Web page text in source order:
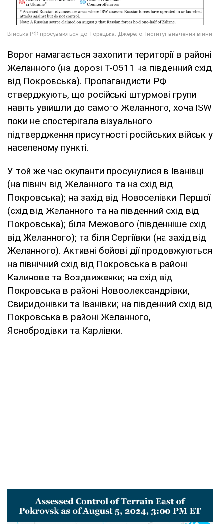
Ворог намагається захопити території в районі
Желанного (на дорозі Т-0511 на південний схід
від Покровська). Пропагандисти РФ
стверджують, що російські штурмові групи
навіть увійшли до самого Желанного, хоча ISW
поки не спостерігала візуального
підтвердження присутності російських військ у
населеному пункті.
У той же час окупанти просунулися в Іванівці
(на північ від Желанного та на схід від
Покровська); на захід від Новоселівки Першої
(схід від Желанного та на південний схід від
Покровська); біля Межового (південніше схід
від Желанного); та біля Сергіївки (на захід від
Желанного). Активні бойові дії продовжуються
на північний схід від Покровська в районі
Калинове та Воздвиженки; на схід від
Покровська в районі Новоолександрівки,
Свиридонівки та Іванівки; на південний схід від
Покровська в районі Желанного,
Яснобродівки та Карлівки.